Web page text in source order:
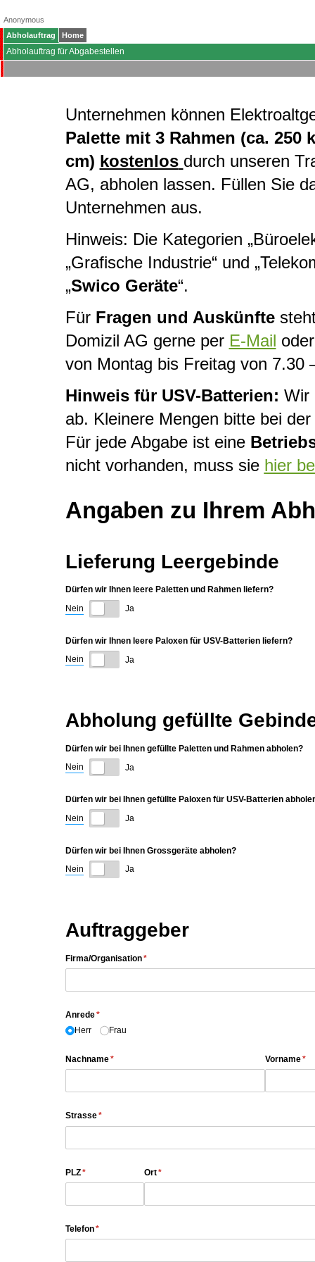
Anonymous
Abholauftrag
Home
Abholauftrag für Abgabestellen
Unternehmen können
Palette mit 3 Rahmen (ca. 250
cm) kostenlos durch unseren
AG, abholen lassen. Füllen Sie
Unternehmen aus.
Hinweis: Die Kategorien
„Grafische Industrie“ und
„Swico Geräte“.
Für Fragen und Auskünfte
Domizil AG gerne per E-Mail
von Montag bis Freitag von 7.30
Hinweis für USV-Batterien: Wir
ab. Kleinere Mengen bitte bei
Für jede Abgabe ist eine
nicht vorhanden, muss sie hier
Angaben zu Ihrem
Lieferung Leergebinde
Dürfen wir Ihnen leere Paletten und Rahmen liefern?
Nein
Ja
Dürfen wir Ihnen leere Paloxen für USV-Batterien liefern?
Nein
Ja
Abholung gefüllte
Dürfen wir bei Ihnen gefüllte Paletten und Rahmen abholen?
Nein
Ja
Dürfen wir bei Ihnen gefüllte Paloxen für USV-Batterien
Nein
Ja
Dürfen wir bei Ihnen Grossgeräte abholen?
Nein
Ja
Auftraggeber
Firma/​Organisation*
(erforderlich)
Anrede*
(erforderlich)
Herr
Frau
Nachname*
(erforderlich) Vorname*
Strasse*
(erforderlich)
PLZ*
(erforderlich) Ort*
(erforderlich)
Telefon*
(erforderlich)